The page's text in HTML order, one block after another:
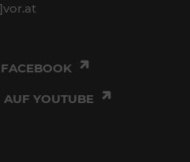
YOUTUBE